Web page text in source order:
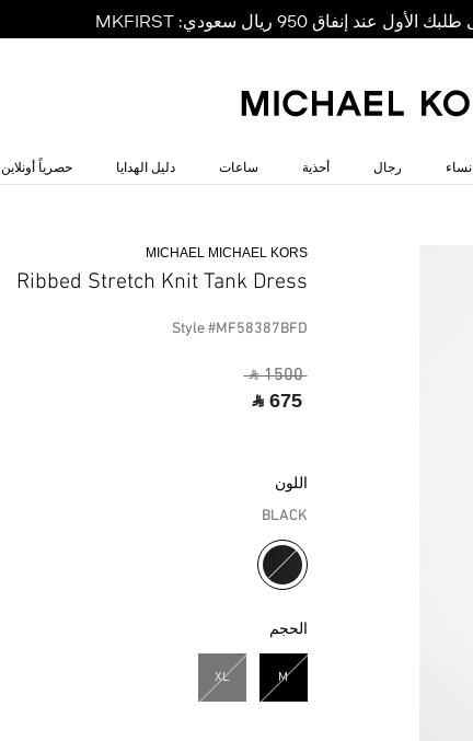
نساء رجال أحذية ساعات دليل الهدايا حصرياً أونلاين
MICHAEL MICHAEL KORS
Ribbed Stretch Knit Tank Dress
Style #MF58387BFD
‎ ⃁ 1500 ‎
‎ ⃁ 675 ‎
اللون
BLACK
مختار
الحجم
M
مختار
XL